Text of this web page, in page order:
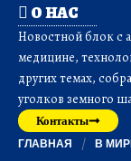
О НАС
Новостной блок с
медицине,
других темах,
уголков земного
Контакты
ГЛАВНАЯ В